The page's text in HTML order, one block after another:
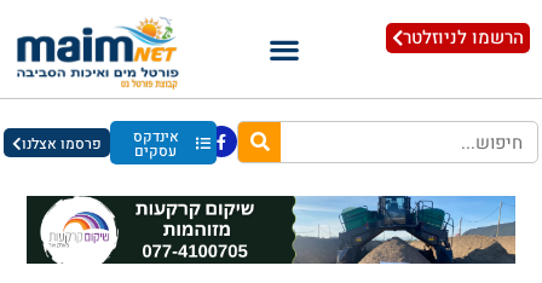
הרשמו לניוזלטר
אינדקס
עסקים פרסמו אצלנו